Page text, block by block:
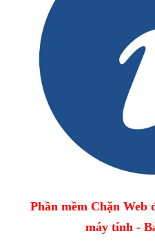
Phần mềm Chặn Web
máy tính -